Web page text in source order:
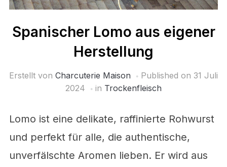
Spanischer Lomo aus eigener
Herstellung
Erstellt von Charcuterie Maison Published on 31 Juli
2024
in Trockenfleisch
Lomo ist eine delikate, raffinierte Rohwurst
und perfekt für alle, die authentische,
unverfälschte Aromen lieben. Er wird aus